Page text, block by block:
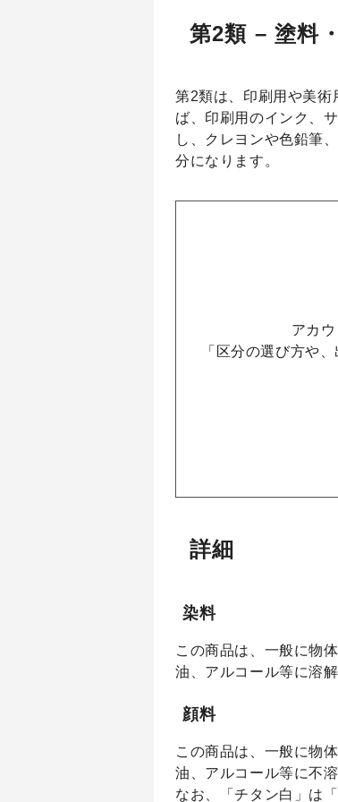
第2類 – 塗料
第2類は、印刷用や美術
ば、印刷用のインク、
し、クレヨンや色鉛筆
分になります。
アカ
「区分の選び方や
詳細
染料
この商品は、一般に物
油、アルコール等に溶
顔料
この商品は、一般に物
油、アルコール等に不
なお、「チタン白」は